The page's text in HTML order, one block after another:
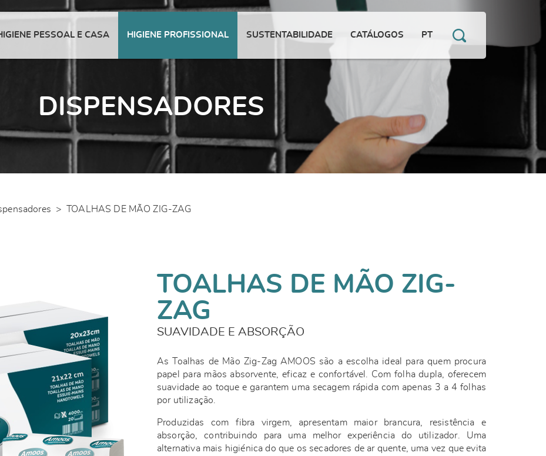
PESSOAL E CASA HIGIENE PROFISSIONAL SUSTENTABILIDADE CATÁLOGOS PT
DISPENSADORES
> TOALHAS DE MÃO ZIG-ZAG
TOALHAS DE MÃO ZIG-
ZAG
SUAVIDADE E ABSORÇÃO
As Toalhas de Mão Zig-Zag AMOOS são a escolha ideal para quem procura
papel para mãos absorvente, eficaz e confortável. Com folha dupla, oferecem
suavidade ao toque e garantem uma secagem rápida com apenas 3 a 4 folhas
por utilização.
Produzidas com fibra virgem, apresentam maior brancura, resistência e
absorção, contribuindo para uma melhor experiência do utilizador. Uma
alternativa mais higiénica do que os secadores de ar quente, uma vez que evita